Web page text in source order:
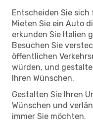
Entscheiden Sie
Mieten Sie ein Auto
erkunden Sie Italien
Besuchen Sie
öffentlichen
würden, und
Ihren Wünschen.
Gestalten Sie Ihren
Wünschen und
immer Sie möchten.